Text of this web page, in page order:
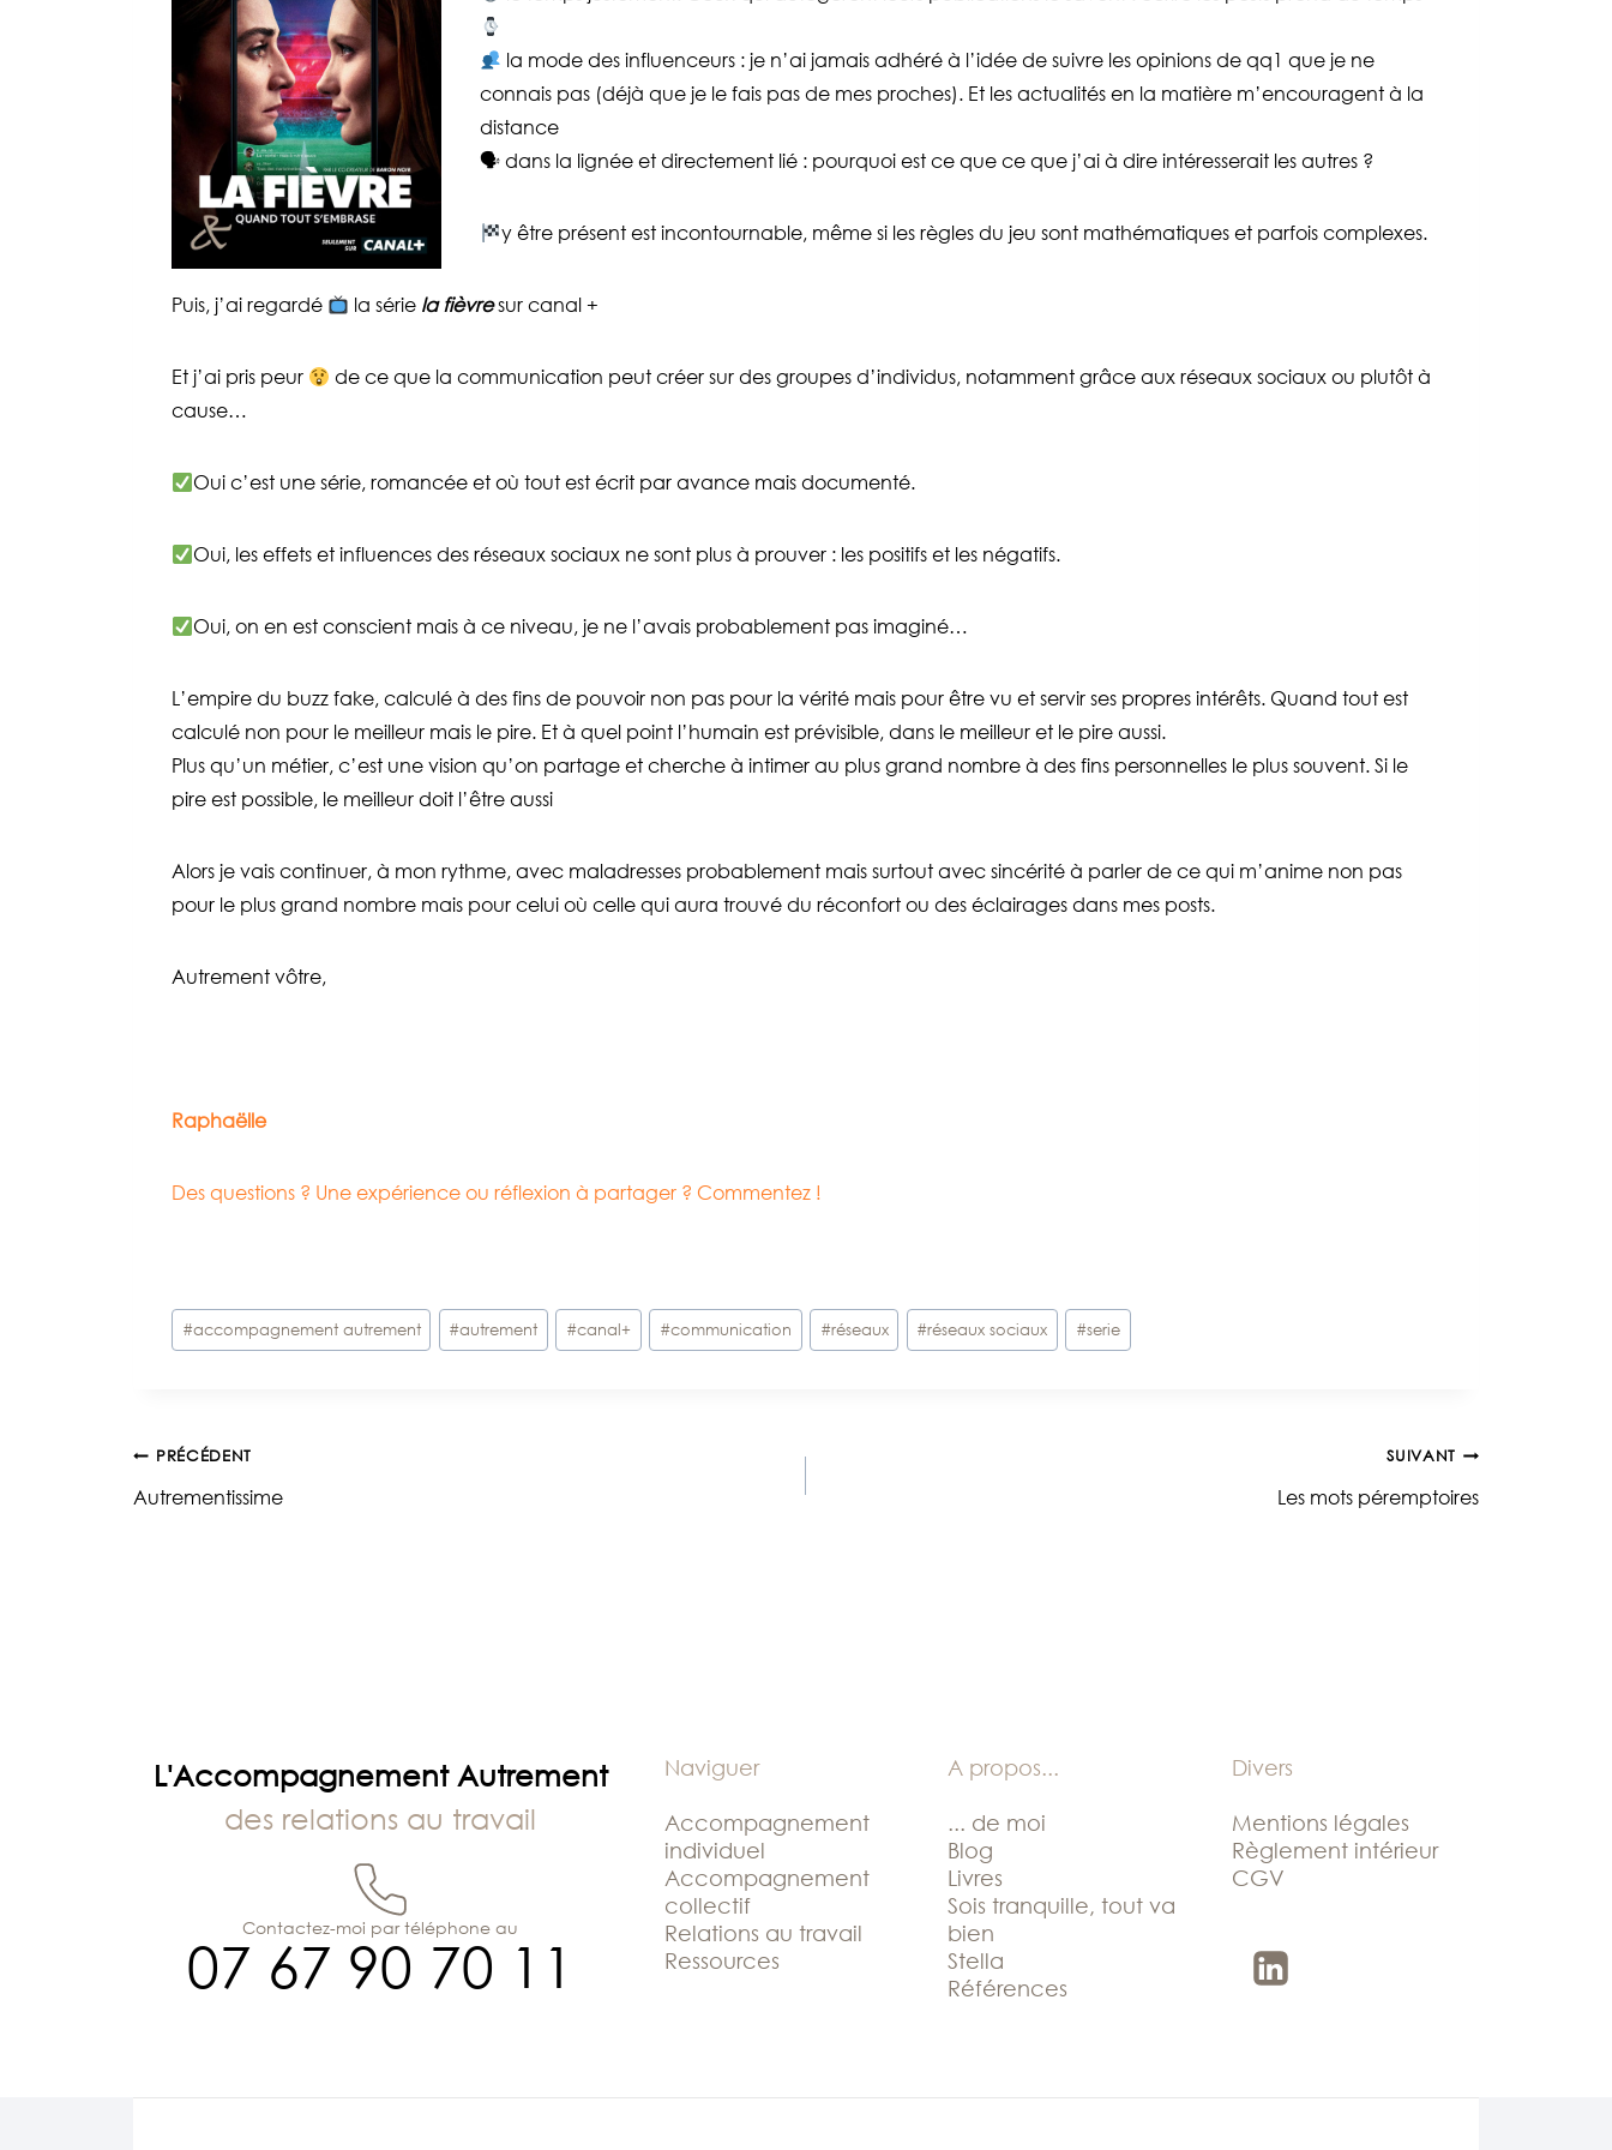
la mode des influenceurs : je n’ai jamais adhéré à l’idée de suivre les opinions de qq1 que je ne
connais pas (déjà que je le fais pas de mes proches). Et les actualités en la matière m’encouragent à la
distance
🗣 dans la lignée et directement lié : pourquoi est ce que ce que j’ai à dire intéresserait les autres ?
y être présent est incontournable, même si les règles du jeu sont mathématiques et parfois complexes.
Puis, j’ai regardé la série la fièvresur canal +
Et j’ai pris peur
de ce que la communication peut créer sur des groupes d’individus, notamment grâce aux réseaux sociaux ou plutôt à
cause…
Oui c’est une série, romancée et où tout est écrit par avance mais documenté.
Oui, les effets et influences des réseaux sociaux ne sont plus à prouver : les positifs et les négatifs.
Oui, on en est conscient mais à ce niveau, je ne l’avais probablement pas imaginé…
L’empire du buzz fake, calculé à des fins de pouvoir non pas pour la vérité mais pour être vu et servir ses propres intérêts. Quand tout est
calculé non pour le meilleur mais le pire. Et à quel point l’humain est prévisible, dans le meilleur et le pire aussi.
Plus qu’un métier, c’est une vision qu’on partage et cherche à intimer au plus grand nombre à des fins personnelles le plus souvent. Si le
pire est possible, le meilleur doit l’être aussi
Alors je vais continuer, à mon rythme, avec maladresses probablement mais surtout avec sincérité à parler de ce qui m’anime non pas
pour le plus grand nombre mais pour celui où celle qui aura trouvé du réconfort ou des éclairages dans mes posts.
Autrement vôtre,
Raphaëlle
Des questions ? Une expérience ou réflexion à partager ? Commentez !
Étiquettes
de
#accompagnement autrement #autrement #canal+ #communication #réseaux #réseaux sociaux #serie
Navigation
PRÉCÉDENT
Autrementissime
SUIVANT
Les mots péremptoires
L'Accompagnement Autrement
des relations au travail
07 67 90 70 11
Contactez-moi par téléphone au
Naviguer
Accompagnement
individuel
Accompagnement
collectif
Relations au travail
Ressources
A propos...
... de moi
Blog
Livres
Sois tranquille, tout va
bien
Stella
Références
Divers
Mentions légales
Règlement intérieur
CGV